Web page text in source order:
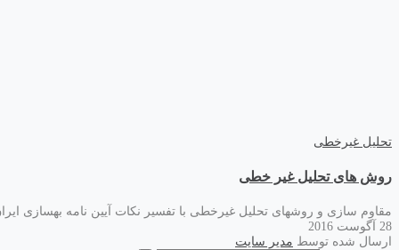
تحلیل غیرخطی
روش های تحلیل غیر خطی
مقاوم سازی و روشهای تحلیل غیرخطی با تفسیر نکات آیین نامه بهسازی
28 آگوست 2016
ارسال شده توسط مدیر سایت